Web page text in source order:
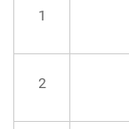
1
2